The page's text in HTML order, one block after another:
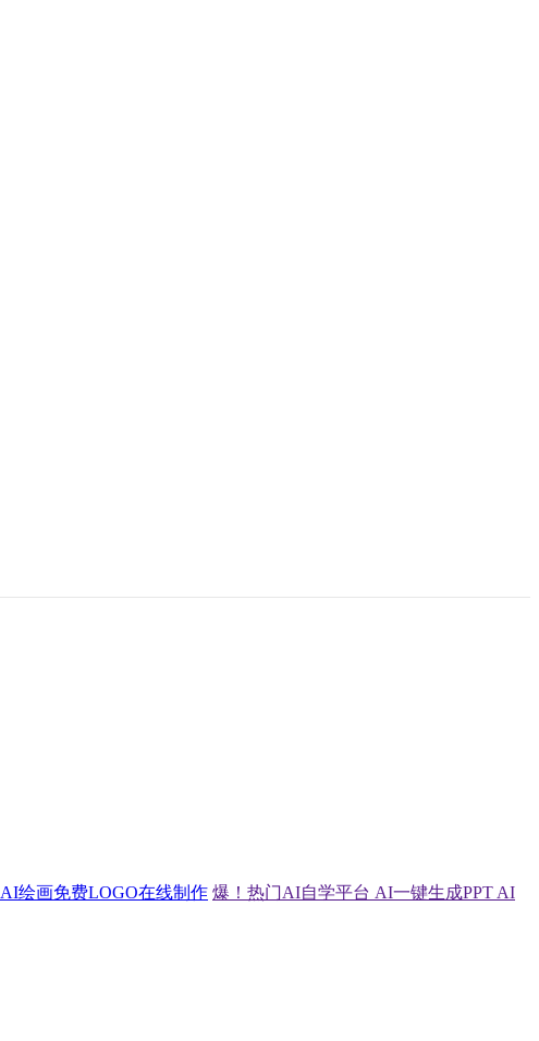
AI绘画免费LOGO在线制作 爆！热门AI自学平台 AI一键生成PPT AI